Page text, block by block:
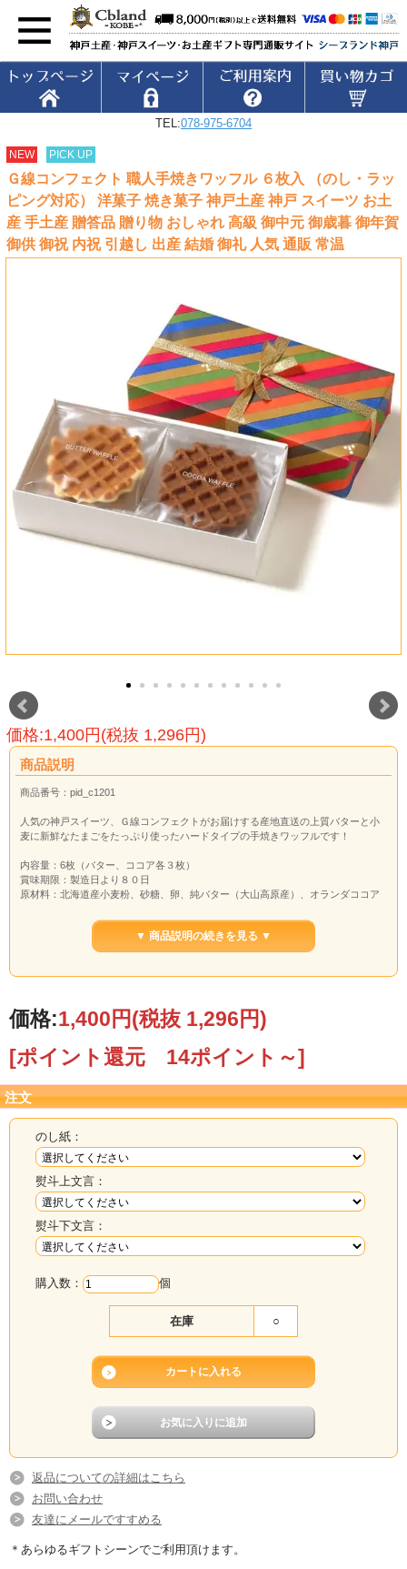
TEL:078-975-6704
NEW PICK UP
Ｇ線コンフェクト 職人手焼きワッフル ６枚入 （のし・ラッ
ピング対応） 洋菓子 焼き菓子 神戸土産 神戸 スイーツ お土
産 手土産 贈答品 贈り物 おしゃれ 高級 御中元 御歳暮 御年賀
御供 御祝 内祝 引越し 出産 結婚 御礼 人気 通販 常温
価格:1,400円(税抜 1,296円)
商品説明
商品番号：pid_c1201
人気の神戸スイーツ、Ｇ線コンフェクトがお届けする産地直送の上質バターと小
麦に新鮮なたまごをたっぷり使ったハードタイプの手焼きワッフルです！
内容量：6枚（バター、ココア各３枚）
賞味期限：製造日より８０日
原材料：北海道産小麦粉、砂糖、卵、純バター（大山高原産）、オランダココア
▼ 商品説明の続きを見る ▼
価格:1,400円(税抜 1,296円)
[ポイント還元 14ポイント～]
注文
のし紙：
熨斗上文言：
熨斗下文言：
購入数： 個
在庫 ○
返品についての詳細はこちら
お問い合わせ
友達にメールですすめる
＊あらゆるギフトシーンでご利用頂けます。